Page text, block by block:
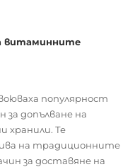
витаминните
популярност
за допълване на
хранили. Те
на традиционните
за доставяне на